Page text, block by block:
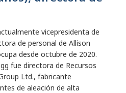
vicepresidenta de
de personal de Allison
desde octubre de 2020.
fue directora de Recursos
Ltd., fabricante
de aleación de alta